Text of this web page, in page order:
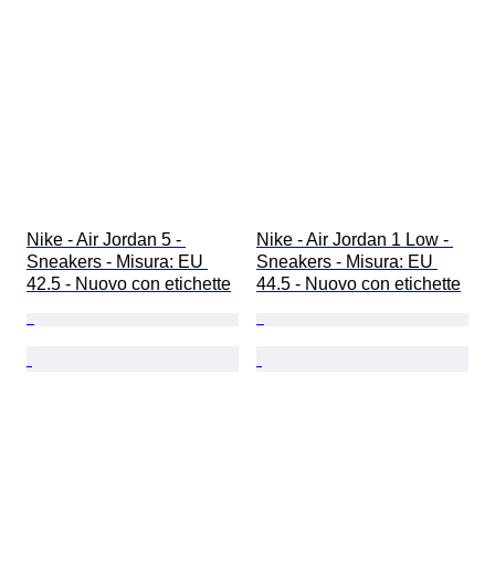
Nike - Air Jordan 5 -
Sneakers - Misura: EU
42.5 - Nuovo con etichette
Nike - Air Jordan 1 Low -
Sneakers - Misura: EU
44.5 - Nuovo con etichette